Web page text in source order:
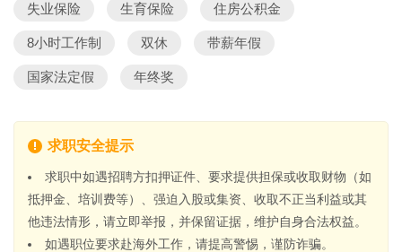
失业保险 生育保险 住房公积金
8小时工作制 双休 带薪年假
国家法定假 年终奖
求职安全提示
求职中如遇招聘方扣押证件、要求提供担保或收取财物（如
抵押金、培训费等）、强迫入股或集资、收取不正当利益或其
他违法情形，请立即举报，并保留证据，维护自身合法权益。
如遇职位要求赴海外工作，请提高警惕，谨防诈骗。